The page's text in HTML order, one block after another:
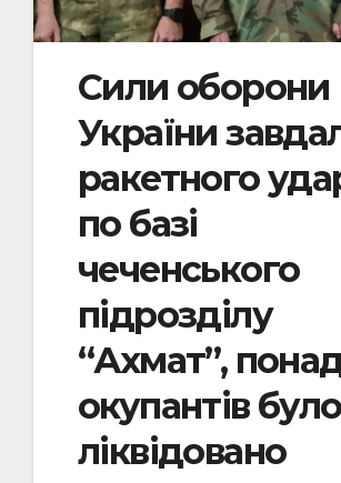
Сили оборони
України
ракетного
по базі
чеченського
підрозділу
“Ахмат”,
окупантів було
ліквідовано